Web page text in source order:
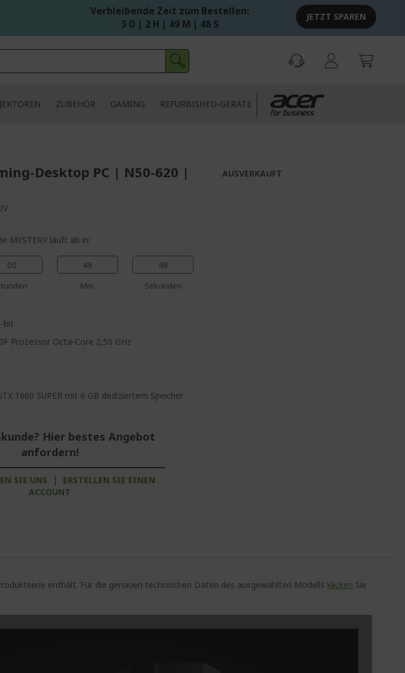
Verbleibende Zeit zum Bestellen:
3 D | 2 H | 49 M | 47 S
JETZT SPAREN
ZUBEHÖR GAMING REFURBISHED-GERÄTE
Desktop PC | N50-620 |
MYSTERY läuft ab in:
00 49
Min.
47
Sekunden
bit
Prozessor Octa-Core 2,50 GHz
1660 SUPER mit 6 GB dediziertem Speicher
Hier bestes Angebot
anfordern!
SIE UNS |
ERSTELLEN SIE EINEN
ACCOUNT
AUSVERKAUFT
enthält. Für die genauen technischen Daten des ausgewählten Modells klicken Sie